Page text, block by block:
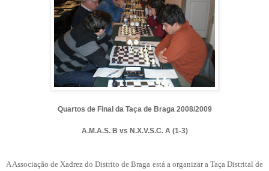
Quartos de Final da Taça de Braga 2008/2009
A.M.A.S. B vs N.X.V.S.C. A (1-3)
A Associação de Xadrez do Distrito de Braga está a organizar a Taça Distrital de